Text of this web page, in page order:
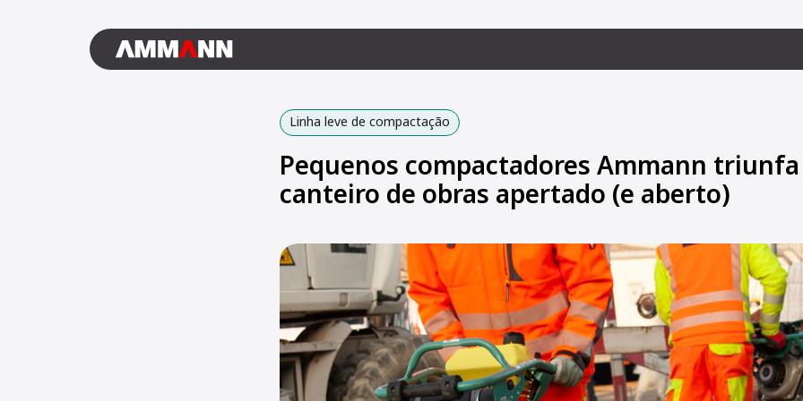
Linha leve de compactação
Pequenos compactadores Ammann
canteiro de obras apertado (e aberto)